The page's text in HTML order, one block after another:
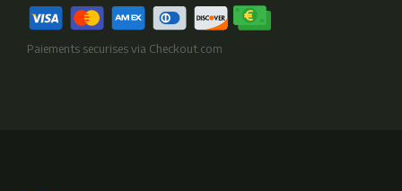
Paiements securises via Checkout.com